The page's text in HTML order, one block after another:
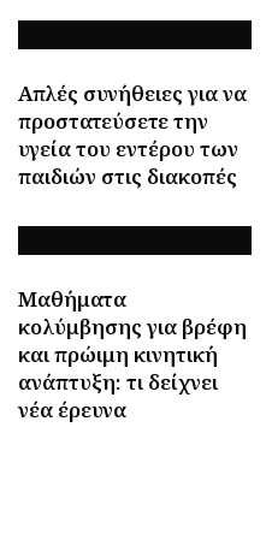
Απλές συνήθειες για να
προστατεύσετε την
υγεία του εντέρου των
παιδιών στις διακοπές
Μαθήματα
κολύμβησης για βρέφη
και πρώιμη κινητική
ανάπτυξη: τι δείχνει
νέα έρευνα